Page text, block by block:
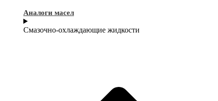
Аналоги масел
Смазочно-охлаждающие жидкости